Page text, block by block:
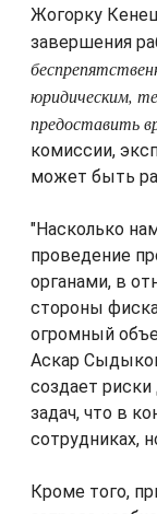
Жогорку
завершения
юридическим,
предоставить
комиссии,
может быть
"Насколько
проведение
органами, в
стороны
огромный
Аскар
создает
задач, что в
сотрудниках,
Кроме того,